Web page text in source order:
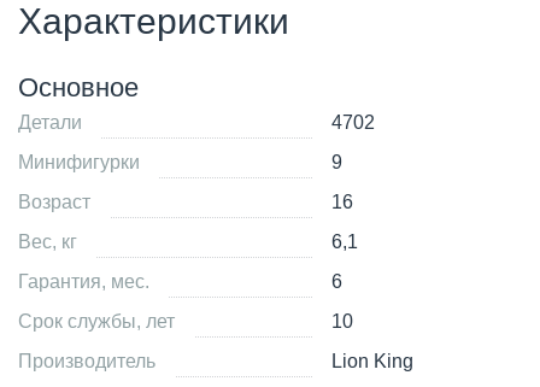
Характеристики
Основное
Детали
4702
Минифигурки
9
Возраст
16
Вес, кг
6,1
Гарантия, мес.
6
Срок службы, лет
10
Производитель
Lion King